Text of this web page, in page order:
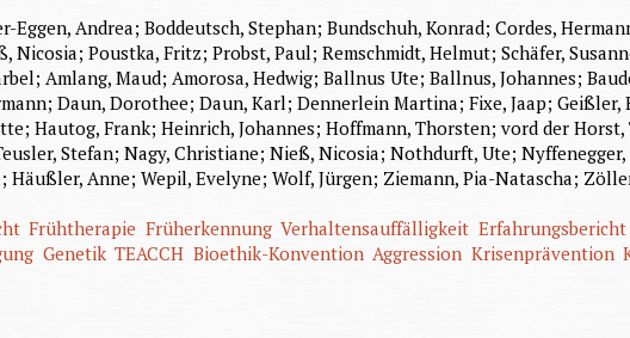
Eggen, Andrea; Boddeutsch, Stephan; Bundschuh, Konrad; Cordes,
Nicosia; Poustka, Fritz; Probst, Paul; Remschmidt, Helmut; Schäfer,
Amlang, Maud; Amorosa, Hedwig; Ballnus Ute; Ballnus, Johannes;
Daun, Dorothee; Daun, Karl; Dennerlein Martina; Fixe, Jaap; Geißler,
Hautog, Frank; Heinrich, Johannes; Hoffmann, Thorsten; vord der
Stefan; Nagy, Christiane; Nieß, Nicosia; Nothdurft, Ute;
Häußler, Anne; Wepil, Evelyne; Wolf, Jürgen; Ziemann, Pia-Natascha;
Frühtherapie Früherkennung Verhaltensauffälligkeit Erfahrungsbericht
Genetik TEACCH Bioethik-Konvention Aggression Krisenprävention